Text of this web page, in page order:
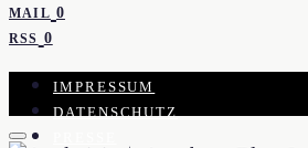
MAIL 0
RSS 0
IMPRESSUM
DATENSCHUTZ